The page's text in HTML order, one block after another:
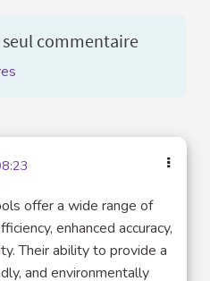
commentaire
offer a wide range of
enhanced accuracy,
Their ability to provide a
and environmentally